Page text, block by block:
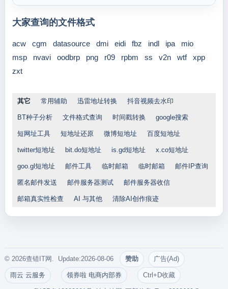
大家查询的文件格式
acw cgm datasource dmi eidi fbz indl ipa
mio
msp
nvavi oodbrp png r09 rpbm ss v2n wtf
xpp
zxt
其它 常用辅助 迅雷地址转换 抖音视频去水印
BT种子分析 文件格式查询 时间戳转换 google搜索
短网址工具 短地址还原 微博短地址 百度短地址
twitter短地址 bit.do短地址 is.gd短地址 x.co短地址
goo.gl短地址 邮件工具 临时邮箱 临时邮箱 邮件IP查询
匿名邮件发送 邮件服务器测试 邮件服务器收信
邮箱真实性检查 AI 与其他 清除AI创作痕迹
© 2026查错IT网. Update:2026-08-06 赞助 广告(Ad)
雨云 云服务 领券啦 电商内部券 Ctrl+D收藏